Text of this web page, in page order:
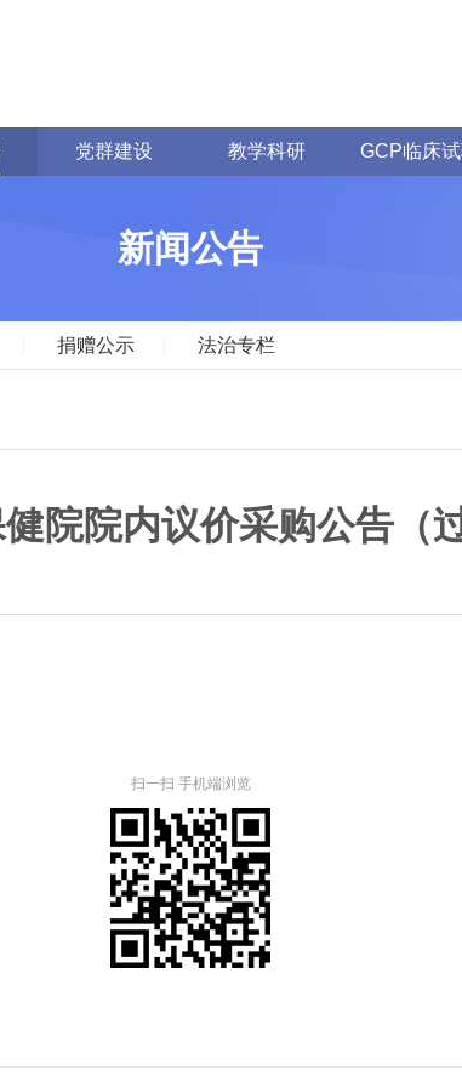
党群建设 教学科研 GCP临床
新闻公告
捐赠公示 法治专栏
院院内议价采购公告（
扫一扫 手机端浏览